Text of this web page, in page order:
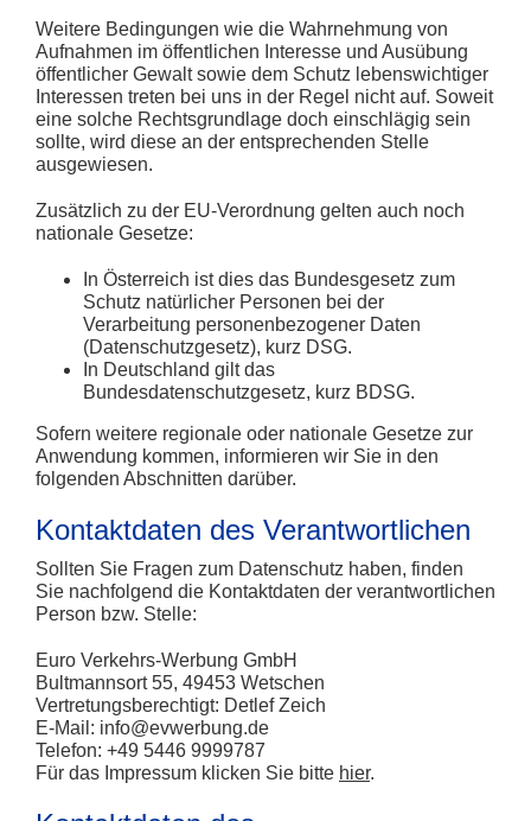
Weitere Bedingungen wie die Wahrnehmung von
Aufnahmen im öffentlichen Interesse und Ausübung
öffentlicher Gewalt sowie dem Schutz lebenswichtiger
Interessen treten bei uns in der Regel nicht auf. Soweit
eine solche Rechtsgrundlage doch einschlägig sein
sollte, wird diese an der entsprechenden Stelle
ausgewiesen.
Zusätzlich zu der EU-Verordnung gelten auch noch
nationale Gesetze:
In Österreich ist dies das Bundesgesetz zum
Schutz natürlicher Personen bei der
Verarbeitung personenbezogener Daten
(Datenschutzgesetz), kurz DSG.
In Deutschland gilt das
Bundesdatenschutzgesetz, kurz BDSG.
Sofern weitere regionale oder nationale Gesetze zur
Anwendung kommen, informieren wir Sie in den
folgenden Abschnitten darüber.
Kontaktdaten des Verantwortlichen
Sollten Sie Fragen zum Datenschutz haben, finden
Sie nachfolgend die Kontaktdaten der verantwortlichen
Person bzw. Stelle:
Euro Verkehrs-Werbung GmbH
Bultmannsort 55, 49453 Wetschen
Vertretungsberechtigt: Detlef Zeich
E-Mail: info@evwerbung.de
Telefon: +49 5446 9999787
Für das Impressum klicken Sie bitte hier.